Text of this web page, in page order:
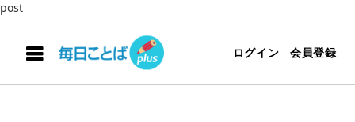
post
ログイン 会員登録